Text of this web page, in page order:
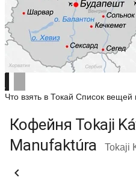
Что взять в Токай Список вещей
Кофейня Tokaji
Manufaktúra
Tokaji
